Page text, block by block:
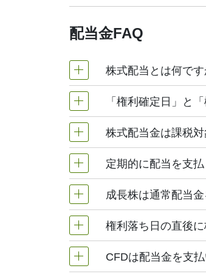
当金を受け取ることができませ
Mazda Motor Corp. は株主名
記載されているはずです。
4. 支払日
この日に、実際に資金がお客
そのため、ユーザーが「7261
のか、いつ支払われるかを知
Mazda Motor Corp. が多額の
セクターなどの企業と比べる
いているためです。
それでも、長期投資家や安定
立ちます。
配当金FAQ
株式配当とは何で
株式配当とは、企業が株主
投資家に分配する方法の一
ことなく、単に株式数を増
「権利確定日」と
権利確定日:通常、権利
確定日までに株式を購
株式配当金は課税対
はい。ほとんどの国では、
かることを覚悟しておく必
に課税される可能性があり
定期的に配当を支
安定した利益を上げている
どの業界でよく見られます
Coca-Cola
成長株は通常配当
必ずしもそうではありませ
ば、AmazonやTeslaのよう
将来の株価上昇に賭けてい
権利落ち日の直後
はい。権利落ち日前に株式
CFDは配当金を支